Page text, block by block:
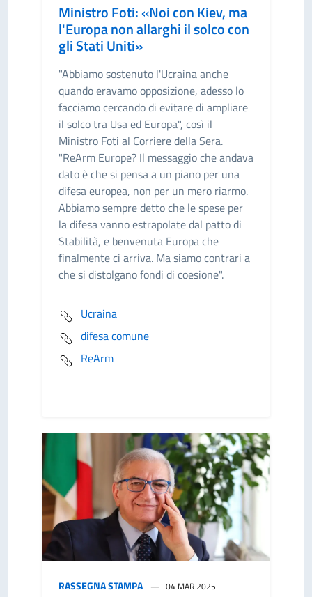
Ministro Foti: «Noi con Kiev, ma
l'Europa non allarghi il solco con
gli Stati Uniti»
"Abbiamo sostenuto l'Ucraina anche
quando eravamo opposizione, adesso lo
facciamo cercando di evitare di ampliare
il solco tra Usa ed Europa", così il
Ministro Foti al Corriere della Sera.
"ReArm Europe? Il messaggio che andava
dato è che si pensa a un piano per una
difesa europea, non per un mero riarmo.
Abbiamo sempre detto che le spese per
la difesa vanno estrapolate dal patto di
Stabilità, e benvenuta Europa che
finalmente ci arriva. Ma siamo contrari a
che si distolgano fondi di coesione".
Ucraina
difesa comune
ReArm
RASSEGNA STAMPA 04 MAR 2025